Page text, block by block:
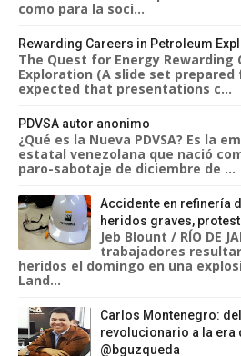
como para la soci...
Rewarding Careers in Petroleum
The Quest for Energy Rewarding
Exploration (A slide set
expected that presentations c...
PDVSA autor anonimo
¿Qué es la Nueva PDVSA? Es la
estatal venezolana que nació
paro-sabotaje de diciembre de ...
Accidente en refinería
heridos graves,
Jeb Blount / RÍO DE
trabajadores
heridos el domingo en una
Land...
Carlos Montenegro:
revolucionario a la era
@bguzqueda